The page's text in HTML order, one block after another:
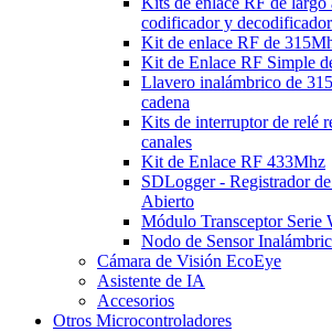
codificador y decodificador
Kit de enlace RF de
Kit de Enlace RF Simple
Llavero inalámbrico de
cadena
Kits de interruptor de relé
canales
Kit de Enlace RF 433Mhz
SDLogger - Registrador
Abierto
Módulo Transceptor Serie
Nodo de Sensor
Cámara de Visión EcoEye
Asistente de IA
Accesorios
Otros Microcontroladores